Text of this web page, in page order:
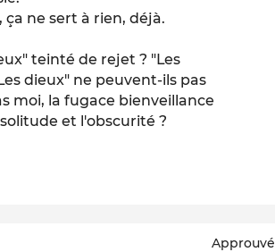
ne sert à rien, déjà.
teinté de rejet ? "Les
dieux" ne peuvent-ils pas
moi, la fugace bienveillance
et l'obscurité ?
Approuvé